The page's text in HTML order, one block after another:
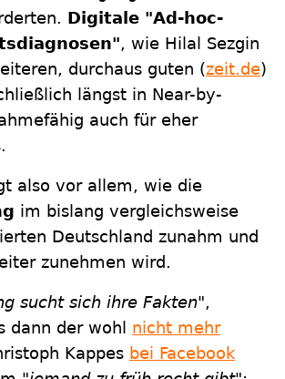
Digitale "Ad-hoc-
, wie Hilal Sezgin
durchaus guten (zeit.de)
längst in Near-by-
auch für eher
also vor allem, wie die
im bislang vergleichsweise
Deutschland zunahm und
zunehmen wird.
sucht sich ihre Fakten",
dann der wohl nicht mehr
Kappes bei Facebook